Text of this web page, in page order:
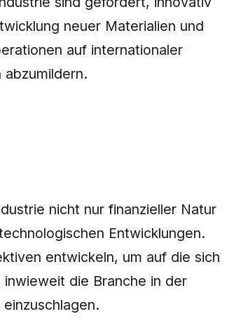
neuer Materialien und
auf internationaler
nicht nur finanzieller Natur
Entwicklungen.
entwickeln, um auf die sich
die Branche in der